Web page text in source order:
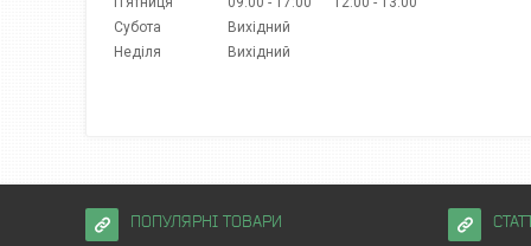
Субота
Вихідний
Неділя
Вихідний
ПОПУЛЯРНІ ТОВАРИ